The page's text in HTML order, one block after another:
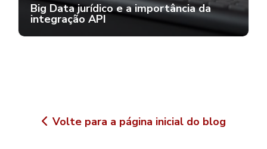
Big Data jurídico e a importância da
integração API
Volte para a página inicial do blog